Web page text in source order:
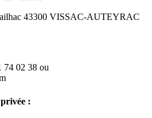
43300 VISSAC-AUTEYRAC
74 02 38 ou
: